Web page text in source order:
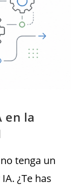
en la
tenga un
¿Te has